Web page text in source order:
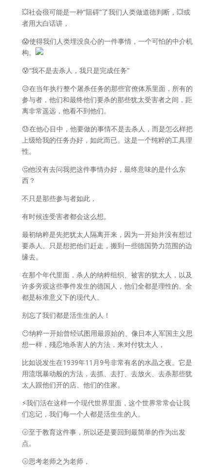
💥社会很可能是一种“阻碍”了我们人类做道德判断，💥或
者用大白话讲，
😱使得我们人类埋没良心的一件事情，一个可怕的中介机
构。
😰“我不是去杀人，我只是完成任务”
😥在当年执行整个屠杀任务的那些官僚体系里面，所有的
参与者，他们和最终他们要杀的那些犹太受害者之间，距
离非常遥远，他看不到他们。
😓在他心目中，他要做的事情不是去杀人，而是怎么样把
上级给我的任务办好，如此而已。这是一个纯粹的工具理
性。
🤔他没有去问我把这件事情办好，最终意味的是什么东
西？
不只是那些参与者如此，
有时候连受害者都会这么想。
最初纳粹是先把犹太人隔离开来，因为一开始并没有想过
要杀人。只是想把他们赶走，搬到一些德国势力范围的边
缘去。
在那个年代里面，杀人的纳粹组织、被害的犹太人，以及
许多旁观这些事件发生的德国人，他们全都是理性的。全
都是标准意义下的现代人。
别忘了我们都是活生生的人！
😶纳粹一开始曾经试图用最原始的、像日本人军国主义思
想一样，殘忍地杀害人的方法，来对付犹太人，
比如说发生在1939年11月9号非常有名的水晶之夜。它是
用流氓暴动般的方法，去抓、去打、去放火、去杀那些犹
太人跟他们开的店、他们的住家。
⚡️我们活在这样一个现代世界里面，这个世界常常会让我
们忘记，我们每一个人都是活生生的人。
🌝至于教育这件事，所以还是要回到最简单的作为出发
点。
🌝思考老师之为老师，